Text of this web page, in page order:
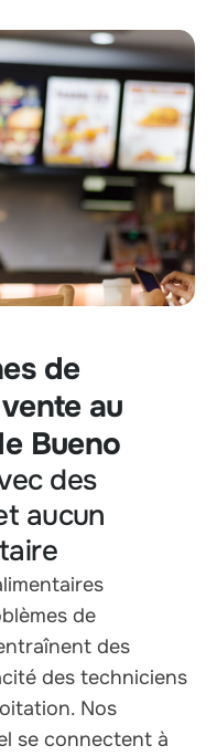
de
au
Bueno
des
aucun
de
des
des techniciens
Nos
se connectent à